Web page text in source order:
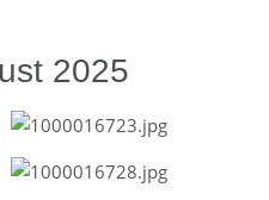
2025